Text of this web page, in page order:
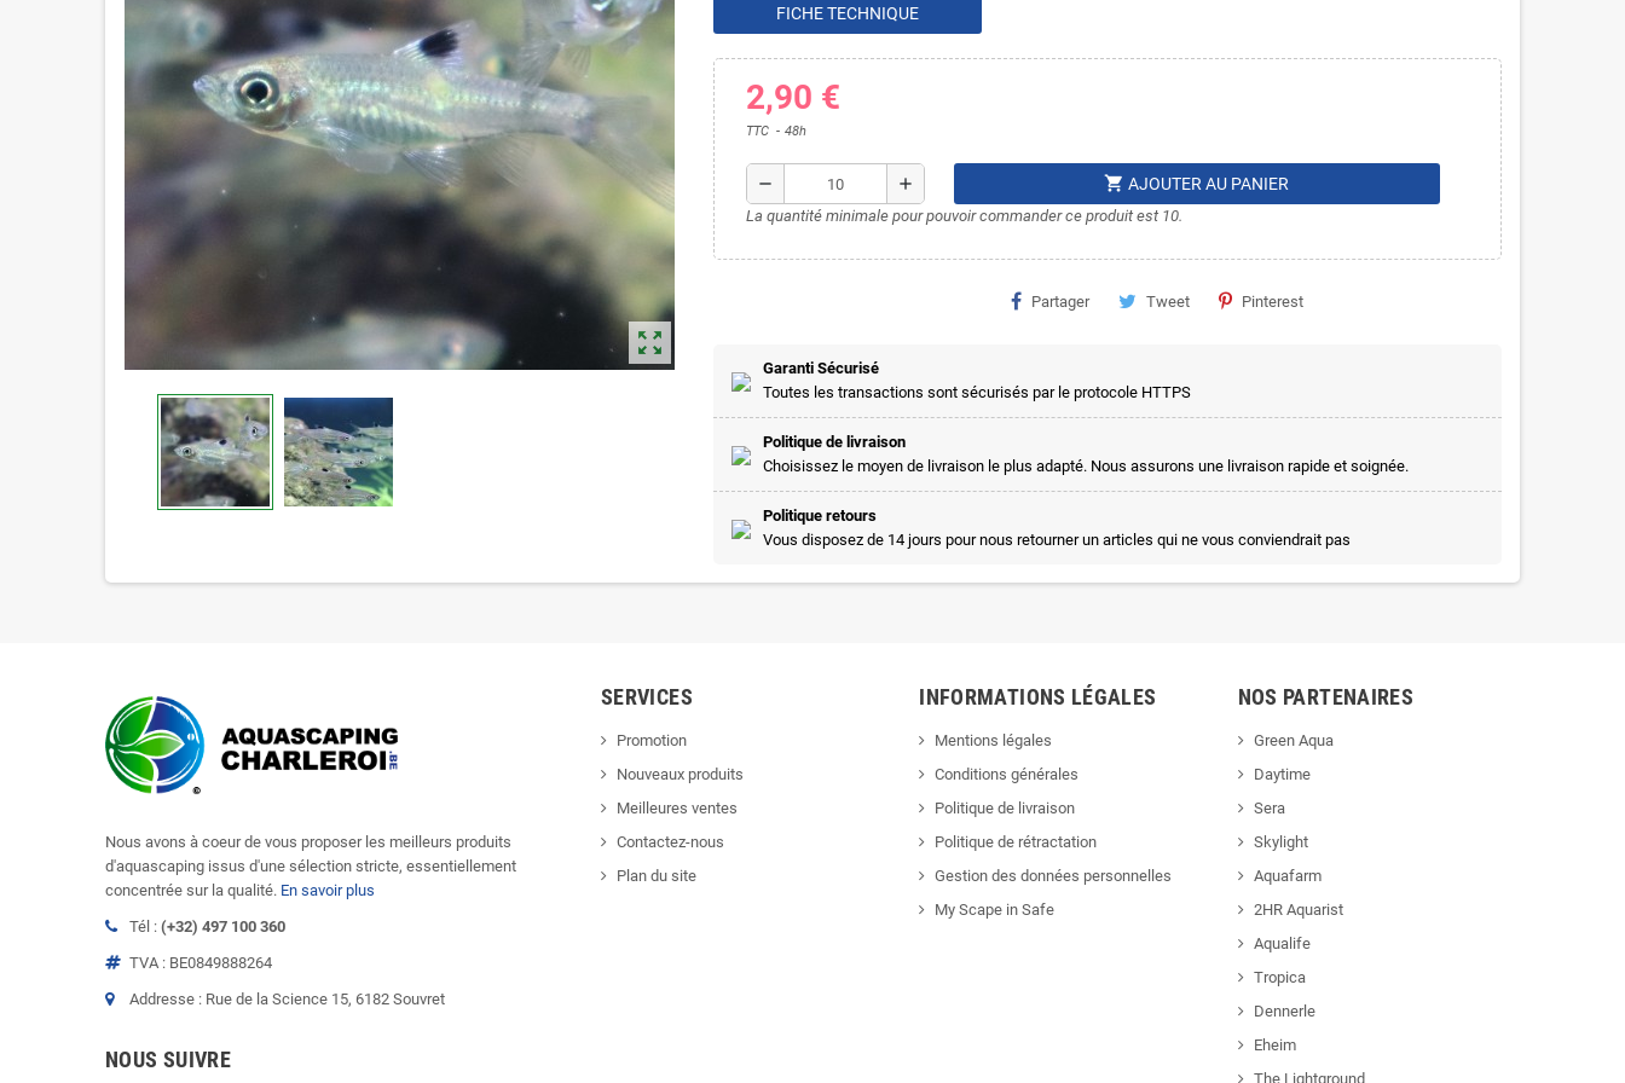
zoom_out_map
FICHE TECHNIQUE
2,90 €
TTC 48h
remove add shopping_cart AJOUTER AU PANIER
La quantité minimale pour pouvoir commander ce produit est 10.
Partager Tweet Pinterest
Garanti Sécurisé
Toutes les transactions sont sécurisés par le protocole HTTPS
Politique de livraison
Choisissez le moyen de livraison le plus adapté. Nous assurons une livraison rapide et soignée.
Politique retours
Vous disposez de 14 jours pour nous retourner un articles qui ne vous conviendrait pas
Nous avons à coeur de vous proposer les meilleurs produits
d'aquascaping issus d'une sélection stricte, essentiellement
concentrée sur la qualité. En savoir plus
Tél : (+32) 497 100 360
TVA : BE0849888264
Addresse : Rue de la Science 15, 6182 Souvret
NOUS SUIVRE
SERVICES
Promotion
Nouveaux produits
Meilleures ventes
Contactez-nous
Plan du site
INFORMATIONS LÉGALES
Mentions légales
Conditions générales
Politique de livraison
Politique de rétractation
Gestion des données personnelles
My Scape in Safe
NOS PARTENAIRES
Green Aqua
Daytime
Sera
Skylight
Aquafarm
2HR Aquarist
Aqualife
Tropica
Dennerle
Eheim
The Lightground